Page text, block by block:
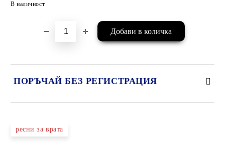
В наличност
ПОРЪЧАЙ БЕЗ РЕГИСТРАЦИЯ
ресни за врата